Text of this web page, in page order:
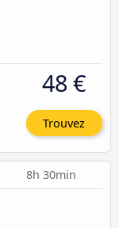
48 €
Trouvez
8h 30min